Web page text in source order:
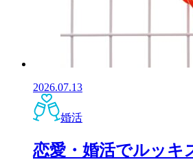
2026.07.13
婚活
恋愛・婚活でルッキ